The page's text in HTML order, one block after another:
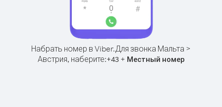
Набрать номер в Viber.Для звонка Мальта >
Австрия, наберите:+43+ Местный номер